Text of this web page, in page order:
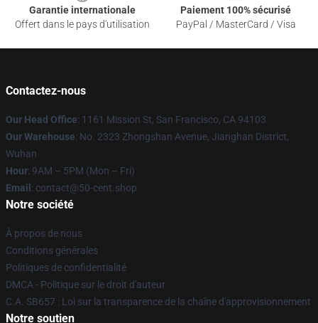
Garantie internationale
Offert dans le pays d'utilisation
Paiement 100% sécurisé
PayPal / MasterCard / Visa
Contactez-nous
Our Head Office: 1161 Mission St, San Francisco, CA 94103
Our Warehouse: No. 2323 Zhongshan Avenue, Jianghan District,
Wuhan
Hour: 9AM – 5PM (Mon – Fri)
Email : contact@50-cent.shop
Notre société
À propos de nous
Conditions générales
Politiques de confidentialité
DMCA - Politique sur le droit d'auteur
C.A. SB657 : Loi sur la transparence de la chaîne d'approvisionnement
Notre soutien